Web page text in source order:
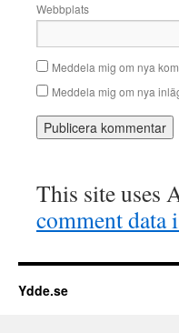
Webbplats
Meddela mig om nya
Meddela mig om nya
This site uses
comment data
Ydde.se